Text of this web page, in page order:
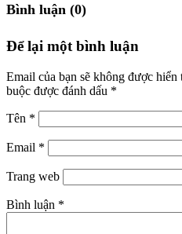
Bình luận (0)
Để lại một bình luận
Email của bạn sẽ không được hiển
buộc được đánh dấu *
Tên *
Email *
Trang web
Bình luận *